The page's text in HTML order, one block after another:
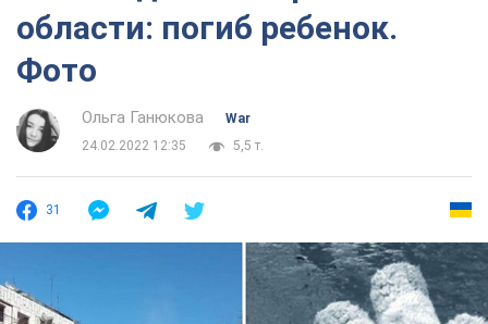
области: погиб ребенок.
Фото
Ольга Ганюкова
War
24.02.2022 12:35
5,5 т.
31